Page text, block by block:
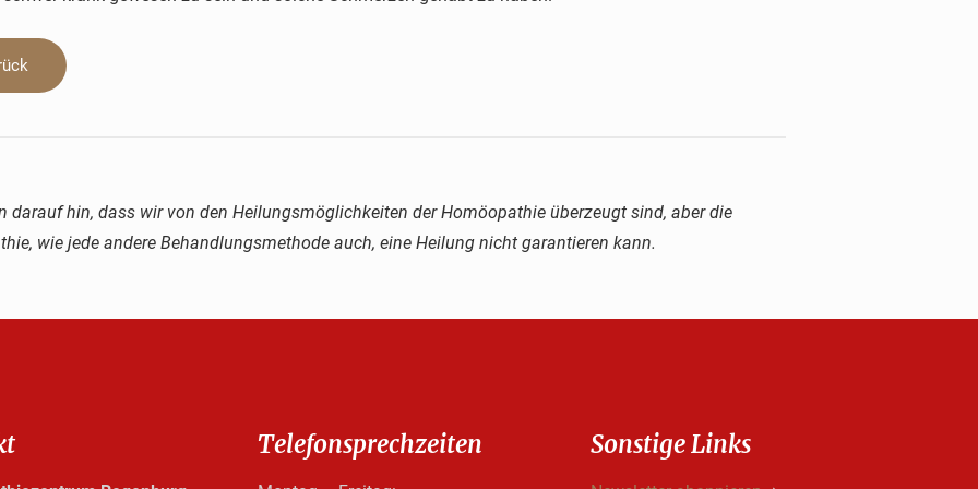
darauf hin, dass wir von den Heilungsmöglichkeiten der Homöopathie überzeugt sind, aber die
wie jede andere Behandlungsmethode auch, eine Heilung nicht garantieren kann.
Telefonsprechzeiten Sonstige Links